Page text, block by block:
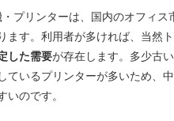
プリンターは、国内のオフィス
ます。利用者が多ければ、当然
した需要が存在します。多少古
ているプリンターが多いため、
いのです。